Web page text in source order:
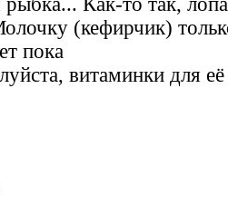
(кефирчик)
пока
витаминки для